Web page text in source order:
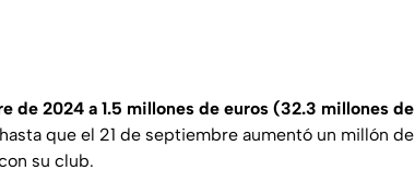
de 2024 a 1.5 millones de euros (32.3 millones de
que el 21 de septiembre aumentó un millón de
su club.